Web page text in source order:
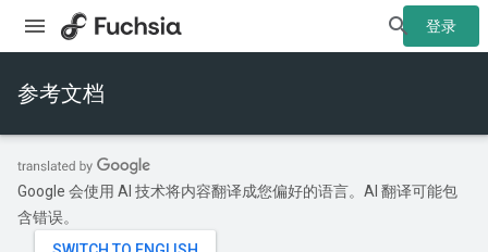
登录
参考文档
Google 会使用 AI 技术将内容翻译成您偏好的语言。AI 翻译可能包
含错误。